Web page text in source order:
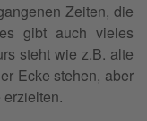
Zeiten, die
gibt auch vieles
steht wie z.B. alte
Ecke stehen, aber